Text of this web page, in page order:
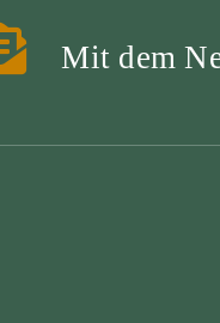
Mit dem